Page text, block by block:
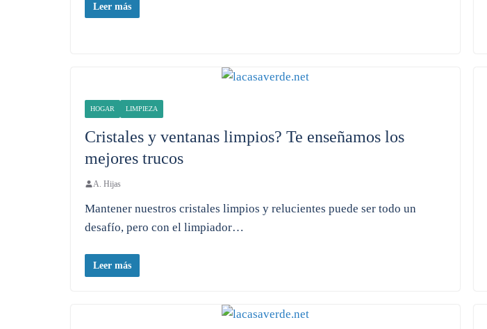
Leer más
HOGAR LIMPIEZA
Cristales y ventanas limpios? Te enseñamos los
mejores trucos
A. Hijas
Mantener nuestros cristales limpios y relucientes puede ser todo un
desafío, pero con el limpiador…
Leer más